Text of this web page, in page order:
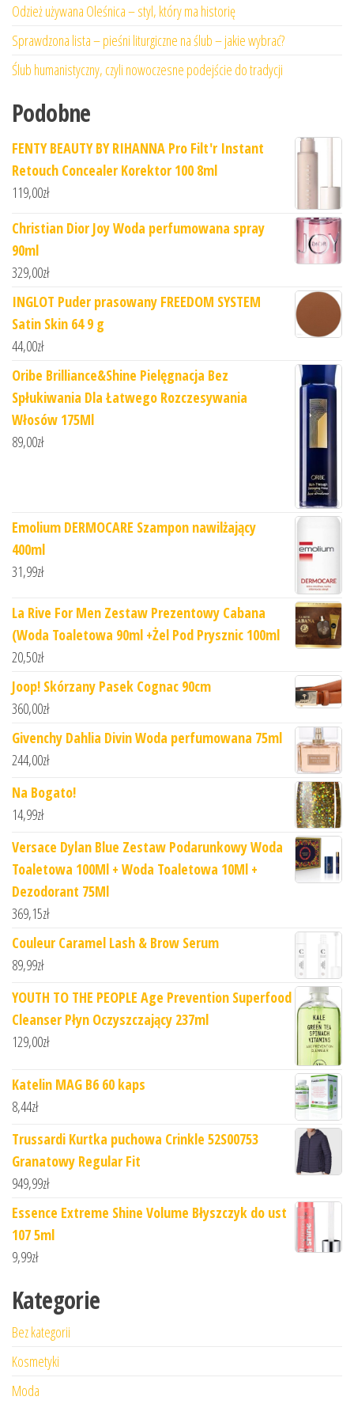
Odzież używana Oleśnica – styl, który ma historię
Sprawdzona lista – pieśni liturgiczne na ślub – jakie wybrać?
Ślub humanistyczny, czyli nowoczesne podejście do tradycji
Podobne
FENTY BEAUTY BY RIHANNA Pro Filt'r Instant
Retouch Concealer Korektor 100 8ml
119,00zł
Christian Dior Joy Woda perfumowana spray
90ml
329,00zł
INGLOT Puder prasowany FREEDOM SYSTEM
Satin Skin 64 9 g
44,00zł
Oribe Brilliance&Shine Pielęgnacja Bez
Spłukiwania Dla Łatwego Rozczesywania
Włosów 175Ml
89,00zł
Emolium DERMOCARE Szampon nawilżający
400ml
31,99zł
La Rive For Men Zestaw Prezentowy Cabana
(Woda Toaletowa 90ml +Żel Pod Prysznic 100ml
20,50zł
Joop! Skórzany Pasek Cognac 90cm
360,00zł
Givenchy Dahlia Divin Woda perfumowana 75ml
244,00zł
Na Bogato!
14,99zł
Versace Dylan Blue Zestaw Podarunkowy Woda
Toaletowa 100Ml + Woda Toaletowa 10Ml +
Dezodorant 75Ml
369,15zł
Couleur Caramel Lash & Brow Serum
89,99zł
YOUTH TO THE PEOPLE Age Prevention Superfood
Cleanser Płyn Oczyszczający 237ml
129,00zł
Katelin MAG B6 60 kaps
8,44zł
Trussardi Kurtka puchowa Crinkle 52S00753
Granatowy Regular Fit
949,99zł
Essence Extreme Shine Volume Błyszczyk do ust
107 5ml
9,99zł
Kategorie
Bez kategorii
Kosmetyki
Moda